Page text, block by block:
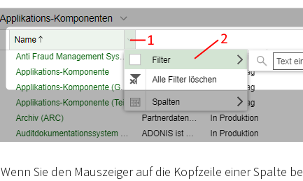
Wenn Sie den Mauszeiger auf die Kopfzeile einer Spalte